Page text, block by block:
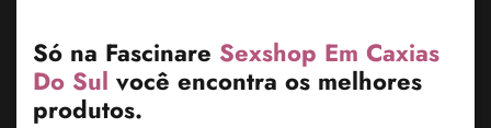
Só na Fascinare Sexshop Em Caxias
Do Sul você encontra os melhores
produtos.